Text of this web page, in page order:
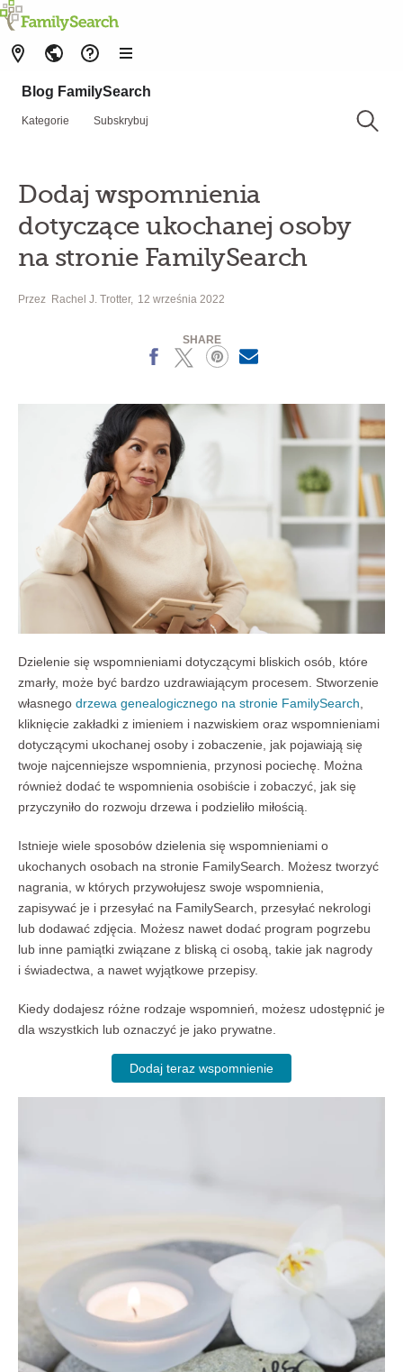
Blog FamilySearch
Kategorie Subskrybuj
Dodaj wspomnienia
dotyczące ukochanej osoby
na stronie FamilySearch
Przez Rachel J. Trotter 12 września 2022
SHARE
X
Dzielenie się wspomnieniami dotyczącymi bliskich osób, które
zmarły, może być bardzo uzdrawiającym procesem. Stworzenie
własnego drzewa genealogicznego na stronie FamilySearch
kliknięcie zakładki z imieniem i nazwiskiem oraz wspomnieniami
dotyczącymi ukochanej osoby i zobaczenie, jak pojawiają się
twoje najcenniejsze wspomnienia, przynosi pociechę. Można
również dodać te wspomnienia osobiście i zobaczyć, jak się
przyczyniło do rozwoju drzewa i podzieliło miłością.
Istnieje wiele sposobów dzielenia się wspomnieniami o
ukochanych osobach na stronie FamilySearch. Możesz tworzyć
nagrania, w których przywołujesz swoje wspomnienia,
zapisywać je i przesyłać na FamilySearch, przesyłać nekrologi
lub dodawać zdjęcia. Możesz nawet dodać program pogrzebu
lub inne pamiątki związane z bliską ci osobą, takie jak nagrody
i świadectwa, a nawet wyjątkowe przepisy.
Kiedy dodajesz różne rodzaje wspomnień, możesz udostępnić je
dla wszystkich lub oznaczyć je jako prywatne.
Dodaj teraz wspomnienie